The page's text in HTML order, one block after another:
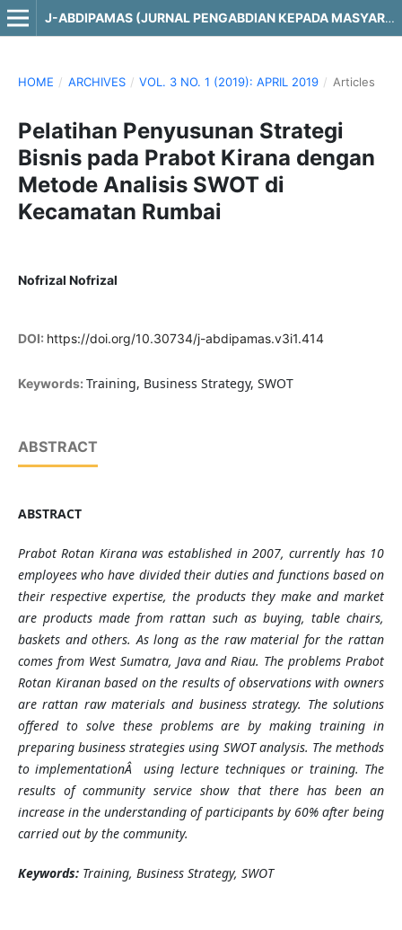
J-ABDIPAMAS (JURNAL PENGABDIAN KEPADA MASYARAKAT)
HOME / ARCHIVES / VOL. 3 NO. 1 (2019): APRIL 2019 / Articles
Pelatihan Penyusunan Strategi
Bisnis pada Prabot Kirana dengan
Metode Analisis SWOT di
Kecamatan Rumbai
Nofrizal Nofrizal
DOI: https://doi.org/10.30734/j-abdipamas.v3i1.414
Keywords: Training, Business Strategy, SWOT
ABSTRACT
ABSTRACT
Prabot Rotan Kirana was established in 2007, currently has 10
employees who have divided their duties and functions based on
their respective expertise, the products they make and market
are products made from rattan such as buying, table chairs,
baskets and others. As long as the raw material for the rattan
comes from West Sumatra, Java and Riau. The problems Prabot
Rotan Kiranan based on the results of observations with owners
are rattan raw materials and business strategy. The solutions
offered to solve these problems are by making training in
preparing business strategies using SWOT analysis. The methods
to implementationÂ using lecture techniques or training. The
results of community service show that there has been an
increase in the understanding of participants by 60% after being
carried out by the community.
Keywords: Training, Business Strategy, SWOT